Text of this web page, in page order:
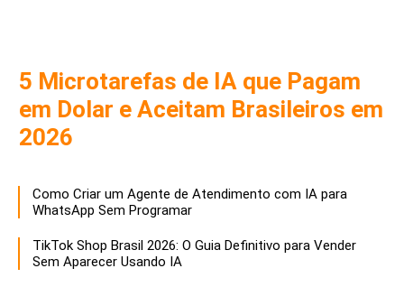
5 Microtarefas de IA que Pagam
em Dolar e Aceitam Brasileiros em
2026
Como Criar um Agente de Atendimento com IA para
WhatsApp Sem Programar
TikTok Shop Brasil 2026: O Guia Definitivo para Vender
Sem Aparecer Usando IA